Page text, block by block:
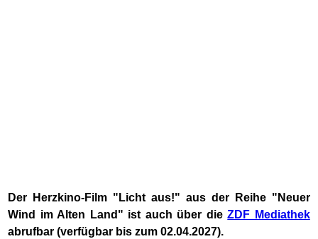
Der Herzkino-Film "Licht aus!" aus der Reihe "Neuer
Wind im Alten Land" ist auch über dieZDF Mediathek
abrufbar (verfügbar bis zum 02.04.2027).